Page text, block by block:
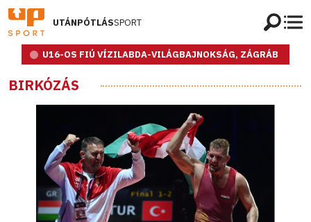
UTÁNPÓTLÁSSPORT
U16-OS FIÚ VÍZILABDA-VILÁGBAJNOKSÁG, ZÁGRÁB
BIRKÓZÁS